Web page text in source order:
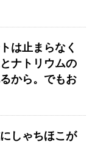
は止まらなく
ナトリウムの
から。でもお
しゃちほこが